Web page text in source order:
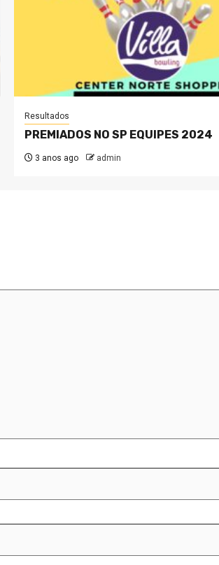
Resultados
PREMIADOS NO SP EQUIPES 2024
3 anos ago admin